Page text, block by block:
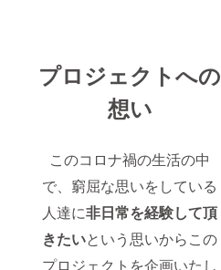
プロジェクトへの
想い
このコロナ禍の生活の中
で、窮屈な思いをしている
人達に非日常を経験して頂
きたいという思いからこの
プロジェクトを企画いたし